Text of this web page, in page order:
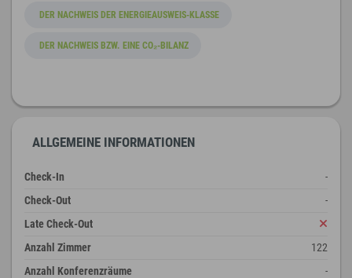
DER NACHWEIS DER ENERGIEAUSWEIS-KLASSE
DER NACHWEIS BZW. EINE CO₂-BILANZ
ALLGEMEINE INFORMATIONEN
Check-In
-
Check-Out
-
Late Check-Out
Anzahl Zimmer
122
Anzahl Konferenzräume
-